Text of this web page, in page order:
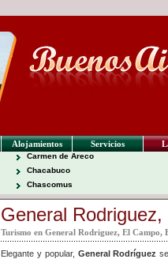
Alojamientos Servicios
Carmen de Areco
Chacabuco
Chascomus
General
Turismo en General Rodriguez, El Campo,
Elegante y popular, General Rodríguez